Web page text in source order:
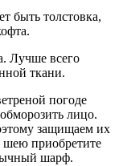
быть толстовка,
Лучше всего
ткани.
погоде
лицо.
защищаем их
приобретите
шарф.